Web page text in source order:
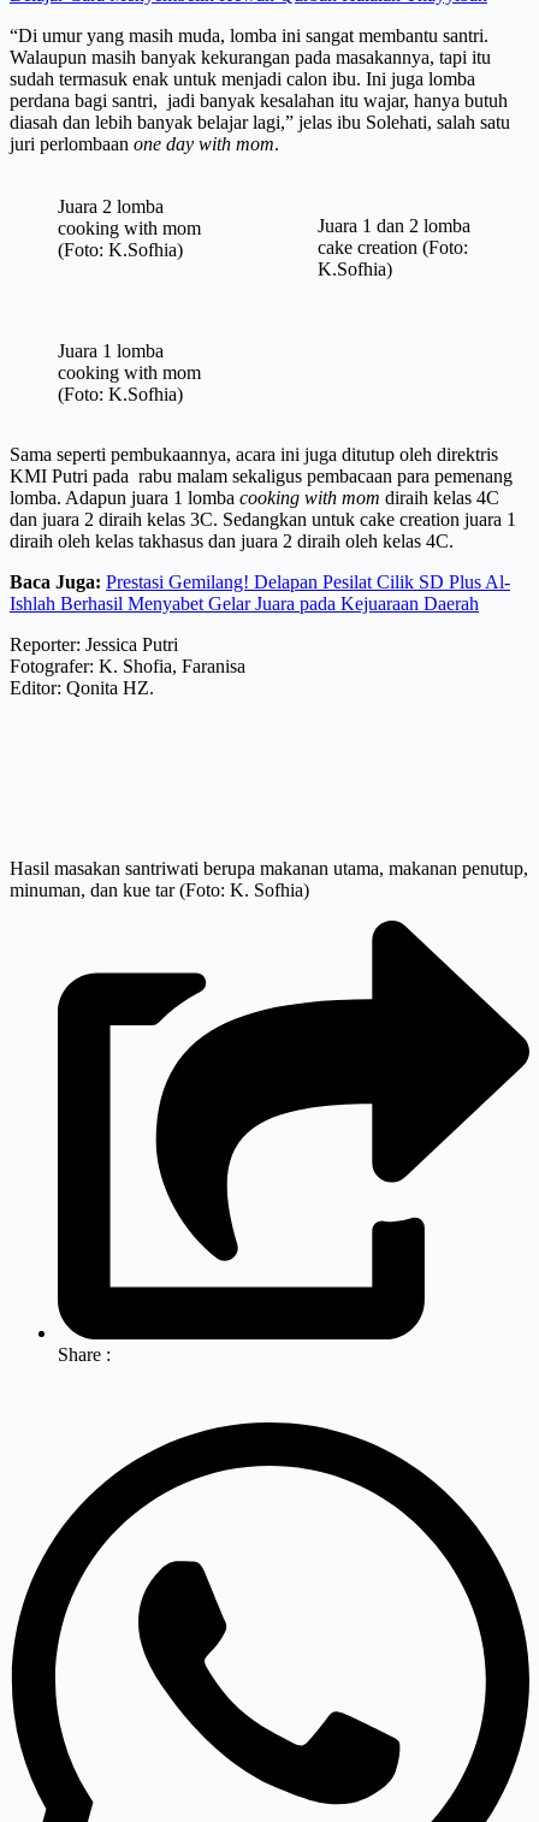
“Di umur yang masih muda, lomba ini sangat membantu santri.
Walaupun masih banyak kekurangan pada masakannya, tapi itu
sudah termasuk enak untuk menjadi calon ibu. Ini juga lomba
perdana bagi santri, jadi banyak kesalahan itu wajar, hanya butuh
diasah dan lebih banyak belajar lagi,” jelas ibu Solehati, salah satu
juri perlombaan one day with mom.
Juara 2 lomba
cooking with mom
(Foto: K.Sofhia)
Juara 1 dan 2 lomba
cake creation (Foto:
K.Sofhia)
Juara 1 lomba
cooking with mom
(Foto: K.Sofhia)
Sama seperti pembukaannya, acara ini juga ditutup oleh direktris
KMI Putri pada rabu malam sekaligus pembacaan para pemenang
lomba. Adapun juara 1 lomba cooking with mom diraih kelas 4C
dan juara 2 diraih kelas 3C. Sedangkan untuk cake creation juara 1
diraih oleh kelas takhasus dan juara 2 diraih oleh kelas 4C.
Baca Juga: Prestasi Gemilang! Delapan Pesilat Cilik SD Plus Al-
Ishlah Berhasil Menyabet Gelar Juara pada Kejuaraan Daerah
Reporter: Jessica Putri
Fotografer: K. Shofia, Faranisa
Editor: Qonita HZ.
Hasil masakan santriwati berupa makanan utama, makanan penutup,
minuman, dan kue tar (Foto: K. Sofhia)
Share :